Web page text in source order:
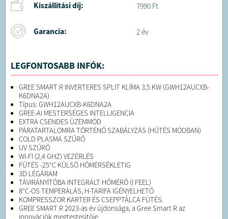
Kiszállítási díj: 7990 Ft
Garancia: 2 év
LEGFONTOSABB INFÓK:
GREE SMART R INVERTERES SPLIT KLÍMA 3,5 KW (GWH12AUCXB-
K6DNA2A)
Típus: GWH12AUCXB-K6DNA2A
GREE-AI MESTERSÉGES INTELLIGENCIA
EXTRA CSENDES ÜZEMMÓD
PÁRATARTALOMRA TÖRTÉNŐ SZABÁLYZÁS (HŰTÉS MÓDBAN)
COLD PLASMA SZŰRŐ
UV SZŰRŐ
WI-FI (2,4 GHZ) VEZÉRLÉS
FŰTÉS -25°C KÜLSŐ HŐMÉRSÉKLETIG
3D LÉGÁRAM
TÁVIRÁNYÍTÓBA INTEGRÁLT HŐMÉRŐ (I FEEL)
8°C-OS TEMPERÁLÁS, H-TARIFA IGÉNYELHETŐ
KOMPRESSZOR KARTER ÉS CSEPPTÁLCA FŰTÉS.
GREE SMART R 2023-as év újdonsága, a Gree Smart R az
innovációk megtestesítője.